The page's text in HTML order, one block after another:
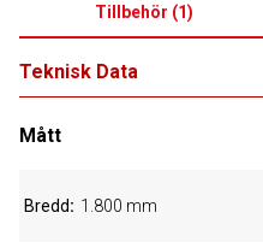
Tillbehör (1)
Teknisk Data
Mått
Bredd 1.800 mm